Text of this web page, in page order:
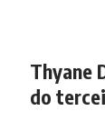
Thyane
do